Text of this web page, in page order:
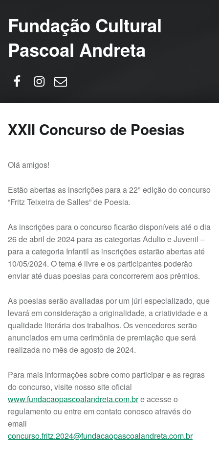
Fundação Cultural
Pascoal Andreta
XXII Concurso de Poesias
Olá amigos!
Estão abertas as inscrições para a 22ª edição do concurso
“Fritz Teixeira de Salles” de Poesia.
As inscrições para o concurso ficarão disponíveis até o dia
26 de abril de 2024 para as categorias Adulto e Juvenil –
para a categoria Infantil as inscrições estarão abertas até
10/05/2024. O tema é livre e os participantes poderão
enviar até duas poesias para concorrerem aos prêmios.
As poesias serão avaliadas por um júri especializado, que
levará em consideração a originalidade, a criatividade e a
qualidade literária dos trabalhos. Os vencedores serão
anunciados em uma cerimônia de premiação que será
realizada no mês de agosto de 2024.
Para mais informações sobre como participar e as regras
do concurso, visite nosso site oficial
www.fundacaopascoalandreta.com.bre acesse o
regulamento ou entre em contato conosco através do
email
concurso.fritz.2024@fundacaopascoalandreta.com.br